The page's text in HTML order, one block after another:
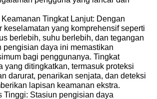
Tingkat Lanjut: Dengan
keselamatan yang komprehensif seperti
berlebih, suhu berlebih, dan tegangan
pengisian daya ini memastikan
bagi penggunanya. Tingkat
yang ditingkatkan, termasuk proteksi
darurat, penarikan senjata, dan deteksi
lapisan keamanan ekstra.
Tinggi: Stasiun pengisian daya